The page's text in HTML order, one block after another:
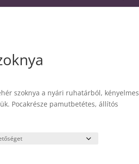
szoknya a nyári ruhatárból, kényelmes
Pocakrésze pamutbetétes, állítós